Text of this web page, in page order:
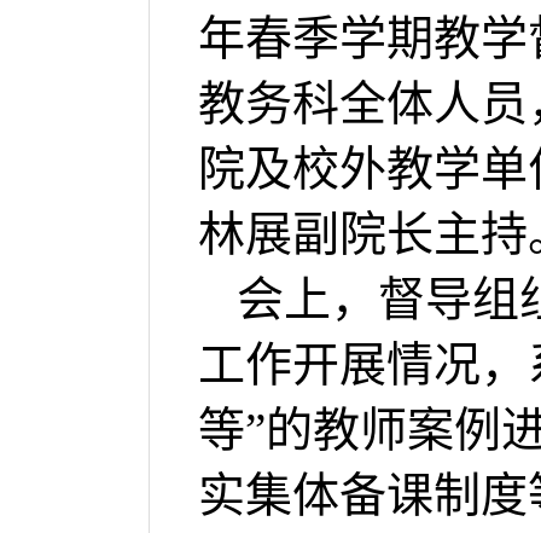
年春季学期教学
教务科全体人
院及校外教学单
林展副院长主持
会上，督导组
工作开展情况，
等”的教师案例
实集体备课制度